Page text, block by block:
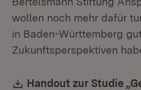
wollen noch mehr dafür
in Baden-Württemberg
Zukunftsperspektiven
Download:
Handout zur Studie